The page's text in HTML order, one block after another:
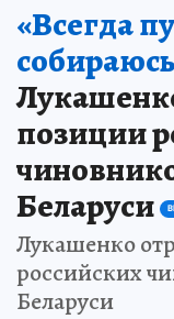
«Всегда
позиции
Беларуси
Лукашенко
российских
Беларуси